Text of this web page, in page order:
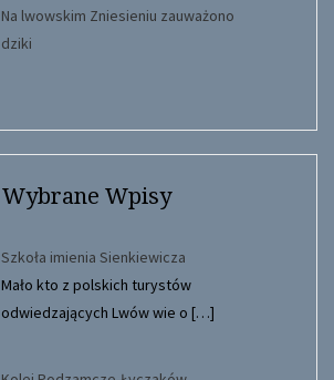
Na lwowskim Zniesieniu zauważono
dziki
Wybrane Wpisy
Szkoła imienia Sienkiewicza
Mało kto z polskich turystów
odwiedzających Lwów wie o […]